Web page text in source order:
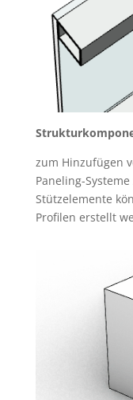
zum Hinzufügen
Paneling-
Stützelemente
Profilen erstellt